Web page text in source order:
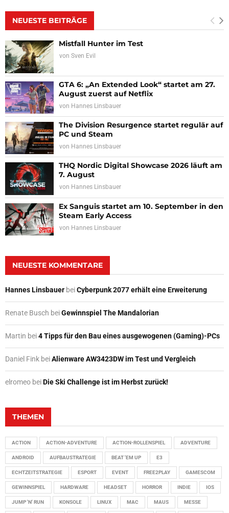
NEUESTE BEITRÄGE
Mistfall Hunter im Test
von Sven Evil
GTA 6: „An Extended Look“ startet am 27.
August zuerst auf Netflix
von Hannes Linsbauer
The Division Resurgence startet regulär auf
PC und Steam
von Hannes Linsbauer
THQ Nordic Digital Showcase 2026 läuft am
7. August
von Hannes Linsbauer
Ex Sanguis startet am 10. September in den
Steam Early Access
von Hannes Linsbauer
NEUESTE KOMMENTARE
Hannes Linsbauer beiCyberpunk 2077 erhält eine Erweiterung
Renate Busch beiGewinnspiel The Mandalorian
Martin bei4 Tipps für den Bau eines ausgewogenen (Gaming)-PCs
Daniel Fink beiAlienware AW3423DW im Test und Vergleich
elromeo beiDie Ski Challenge ist im Herbst zurück!
THEMEN
ACTION ACTION-ADVENTURE ACTION-ROLLENSPIEL ADVENTURE
ANDROID AUFBAUSTRATEGIE BEAT 'EM UP E3
ECHTZEITSTRATEGIE ESPORT EVENT FREE2PLAY GAMESCOM
GEWINNSPIEL HARDWARE HEADSET HORROR INDIE IOS
JUMP 'N' RUN KONSOLE LINUX MAC MAUS MESSE